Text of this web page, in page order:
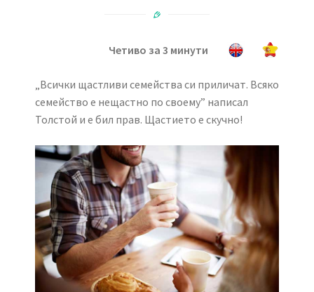
Четиво за 3 минути
„Всички щастливи семейства си приличат. Всяко
семейство е нещастно по своему” написал
Толстой и е бил прав. Щастието е скучно!